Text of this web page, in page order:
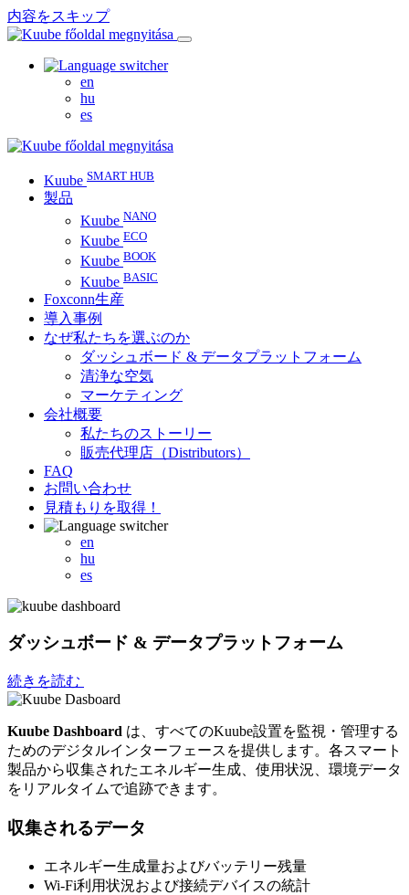
内容をスキップ
en
hu
es
Kuube SMART HUB
製品
Kuube NANO
Kuube ECO
Kuube BOOK
Kuube BASIC
Foxconn生産
導入事例
なぜ私たちを選ぶのか
ダッシュボード & データプラットフォーム
清浄な空気
マーケティング
会社概要
私たちのストーリー
販売代理店（Distributors）
FAQ
お問い合わせ
見積もりを取得！
en
hu
es
ダッシュボード & データプラットフォーム
続きを読む
Kuube Dashboard は、すべてのKuube設置を監視・管理する
ためのデジタルインターフェースを提供します。各スマート
製品から収集されたエネルギー生成、使用状況、環境データ
をリアルタイムで追跡できます。
収集されるデータ
エネルギー生成量およびバッテリー残量
Wi-Fi利用状況および接続デバイスの統計